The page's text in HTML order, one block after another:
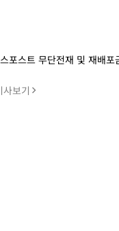
포스트 무단전재 및 재배포
보기